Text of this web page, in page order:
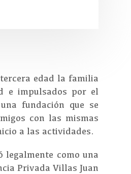
edad la familia
e impulsados por el
fundación que se
con las mismas
a las actividades.
legalmente como una
Privada Villas Juan